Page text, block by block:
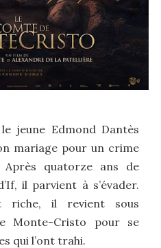
jeune Edmond Dantès
mariage pour un crime
Après quatorze ans de
il parvient à s’évader.
riche, il revient sous
Monte-Cristo pour se
qui l’ont trahi.